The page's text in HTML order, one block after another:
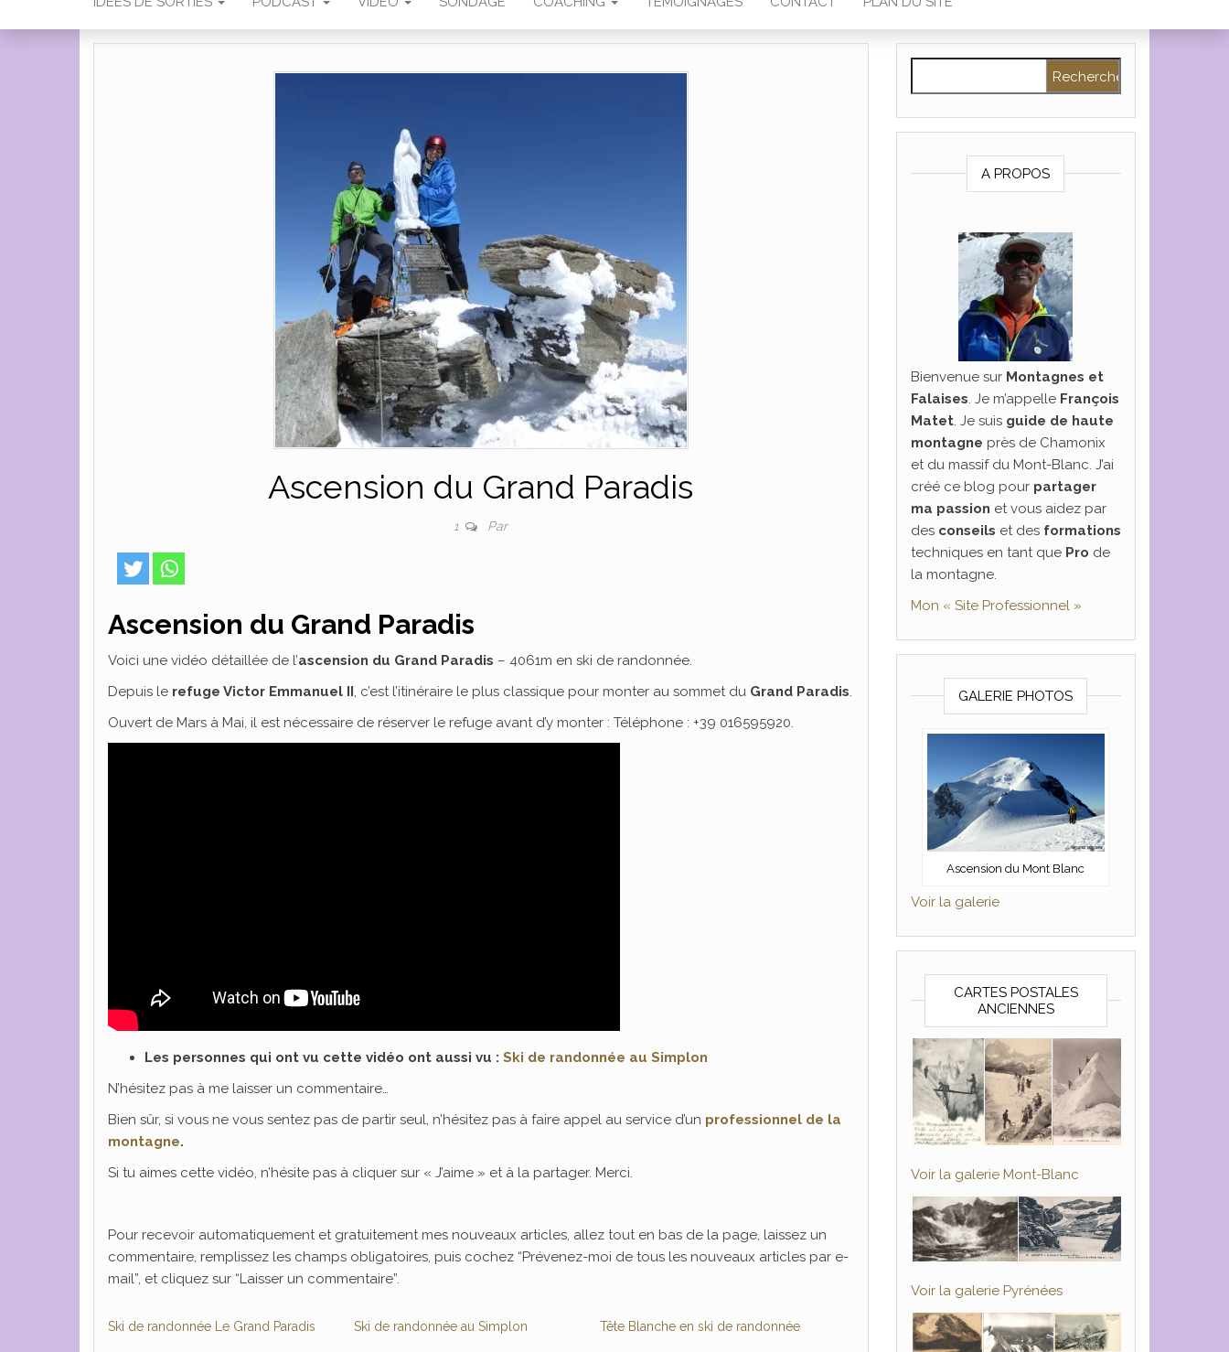
Ascension du Grand Paradis
1 Par
Ascension du Grand Paradis
Voici une vidéo détaillée de l’ascension du Grand Paradis – 4061m en ski de randonnée.
Depuis le refuge Victor Emmanuel II, c’est l’itinéraire le plus classique pour monter au sommet du Grand Paradis.
Ouvert de Mars à Mai, il est nécessaire de réserver le refuge avant d’y monter : Téléphone : +39 016595920.
Les personnes qui ont vu cette vidéo ont aussi vu : Ski de randonnée au Simplon
N’hésitez pas à me laisser un commentaire…
Bien sûr, si vous ne vous sentez pas de partir seul, n’hésitez pas à faire appel au service d’un professionnel de la
montagne.
Si tu aimes cette vidéo, n’hésite pas à cliquer sur « J’aime » et à la partager. Merci.
Pour recevoir automatiquement et gratuitement mes nouveaux articles, allez tout en bas de la page, laissez un
commentaire, remplissez les champs obligatoires, puis cochez “Prévenez-moi de tous les nouveaux articles par e-
mail”, et cliquez sur “Laisser un commentaire”.
Ski de randonnée Le Grand Paradis Ski de randonnée au Simplon Tête Blanche en ski de randonnée
A PROPOS
Bienvenue sur Montagnes et
Falaises. Je m’appelle François
Matet. Je suis guide de haute
montagne près de Chamonix
et du massif du Mont-Blanc. J’ai
créé ce blog pour partager
ma passion et vous aidez par
des conseils et des formations
techniques en tant que Pro de
la montagne.
Mon « Site Professionnel »
GALERIE PHOTOS
Ascension du Mont Blanc
Voir la galerie
CARTES POSTALES
ANCIENNES
Voir la galerie Mont-Blanc
Voir la galerie Pyrénées